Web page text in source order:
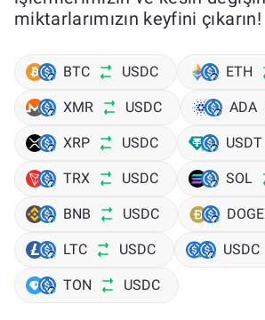
miktarlarımızın keyfini çıkarın!
BTC USDC ETH
XMR USDC ADA
XRP USDC USDT
TRX USDC SOL
BNB USDC DOGE
LTC USDC USDC
TON USDC